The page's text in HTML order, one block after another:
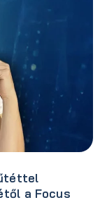
a Focus